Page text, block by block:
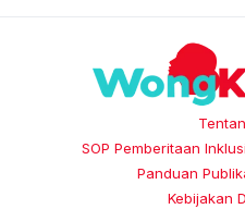
SOP Pemberitaan
Panduan
Kebijakan